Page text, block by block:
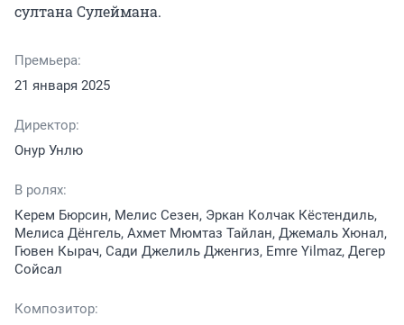
султана Сулеймана.
Премьера:
21 января 2025
Директор:
Онур Унлю
В ролях:
Керем Бюрсин, Мелис Сезен, Эркан Колчак Кёстендиль,
Мелиса Дёнгель, Ахмет Мюмтаз Тайлан, Джемаль Хюнал,
Гювен Кырач, Сади Джелиль Дженгиз, Emre Yilmaz, Дегер
Сойсал
Композитор: